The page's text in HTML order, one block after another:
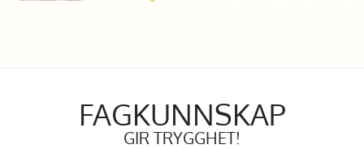
FAGKUNNSKAP
GIR TRYGGHET!